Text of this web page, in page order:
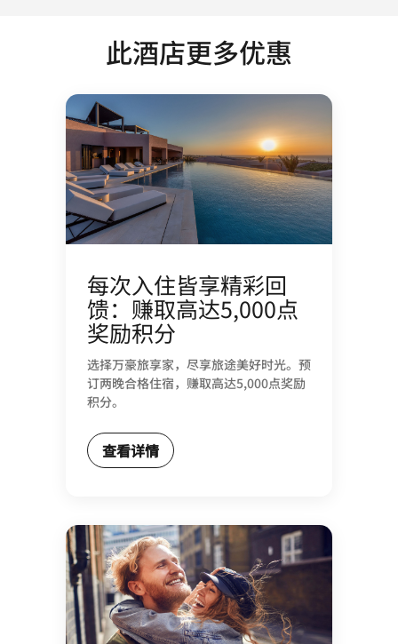
此酒店更多优惠
每次入住皆享精彩回
馈：赚取高达5,000点
奖励积分
选择万豪旅享家，尽享旅途美好时光。预
订两晚合格住宿，赚取高达5,000点奖励
积分。
查看详情